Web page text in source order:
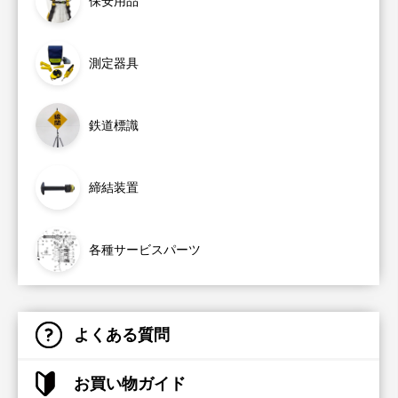
測定器具
鉄道標識
締結装置
各種サービスパーツ
よくある質問
お買い物ガイド